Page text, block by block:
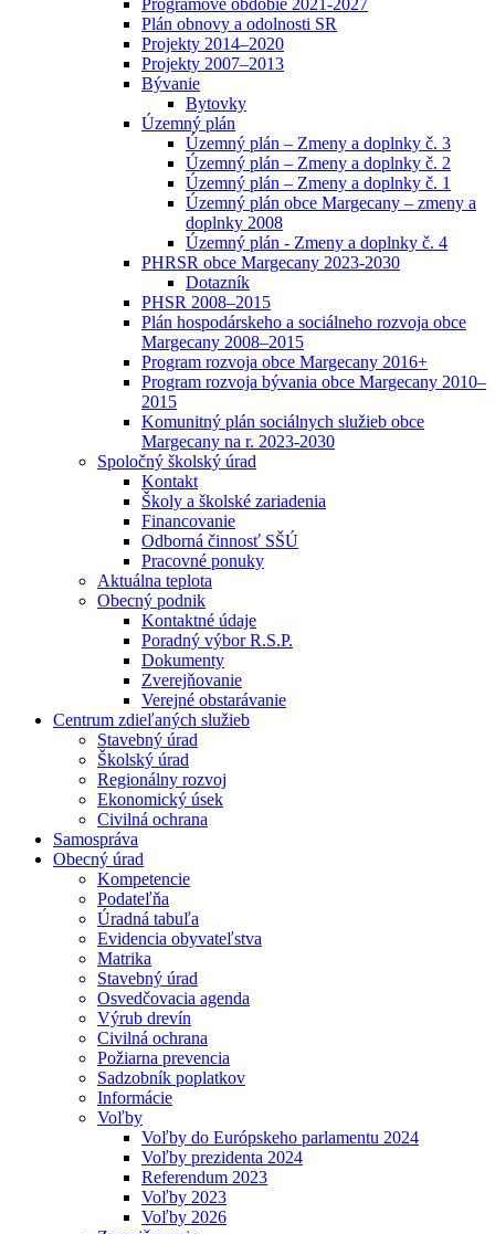
Programové obdobie 2021-2027
Plán obnovy a odolnosti SR
Projekty 2014–2020
Projekty 2007–2013
Bývanie
Bytovky
Územný plán
Územný plán – Zmeny a doplnky č. 3
Územný plán – Zmeny a doplnky č. 2
Územný plán – Zmeny a doplnky č. 1
Územný plán obce Margecany – zmeny a
doplnky 2008
Územný plán - Zmeny a doplnky č. 4
PHRSR obce Margecany 2023-2030
Dotazník
PHSR 2008–2015
Plán hospodárskeho a sociálneho rozvoja obce
Margecany 2008–2015
Program rozvoja obce Margecany 2016+
Program rozvoja bývania obce Margecany 2010–
2015
Komunitný plán sociálnych služieb obce
Margecany na r. 2023-2030
Spoločný školský úrad
Kontakt
Školy a školské zariadenia
Financovanie
Odborná činnosť SŠÚ
Pracovné ponuky
Aktuálna teplota
Obecný podnik
Kontaktné údaje
Poradný výbor R.S.P.
Dokumenty
Zverejňovanie
Verejné obstarávanie
Centrum zdieľaných služieb
Stavebný úrad
Školský úrad
Regionálny rozvoj
Ekonomický úsek
Civilná ochrana
Samospráva
Obecný úrad
Kompetencie
Podateľňa
Úradná tabuľa
Evidencia obyvateľstva
Matrika
Stavebný úrad
Osvedčovacia agenda
Výrub drevín
Civilná ochrana
Požiarna prevencia
Sadzobník poplatkov
Informácie
Voľby
Voľby do Európskeho parlamentu 2024
Voľby prezidenta 2024
Referendum 2023
Voľby 2023
Voľby 2026